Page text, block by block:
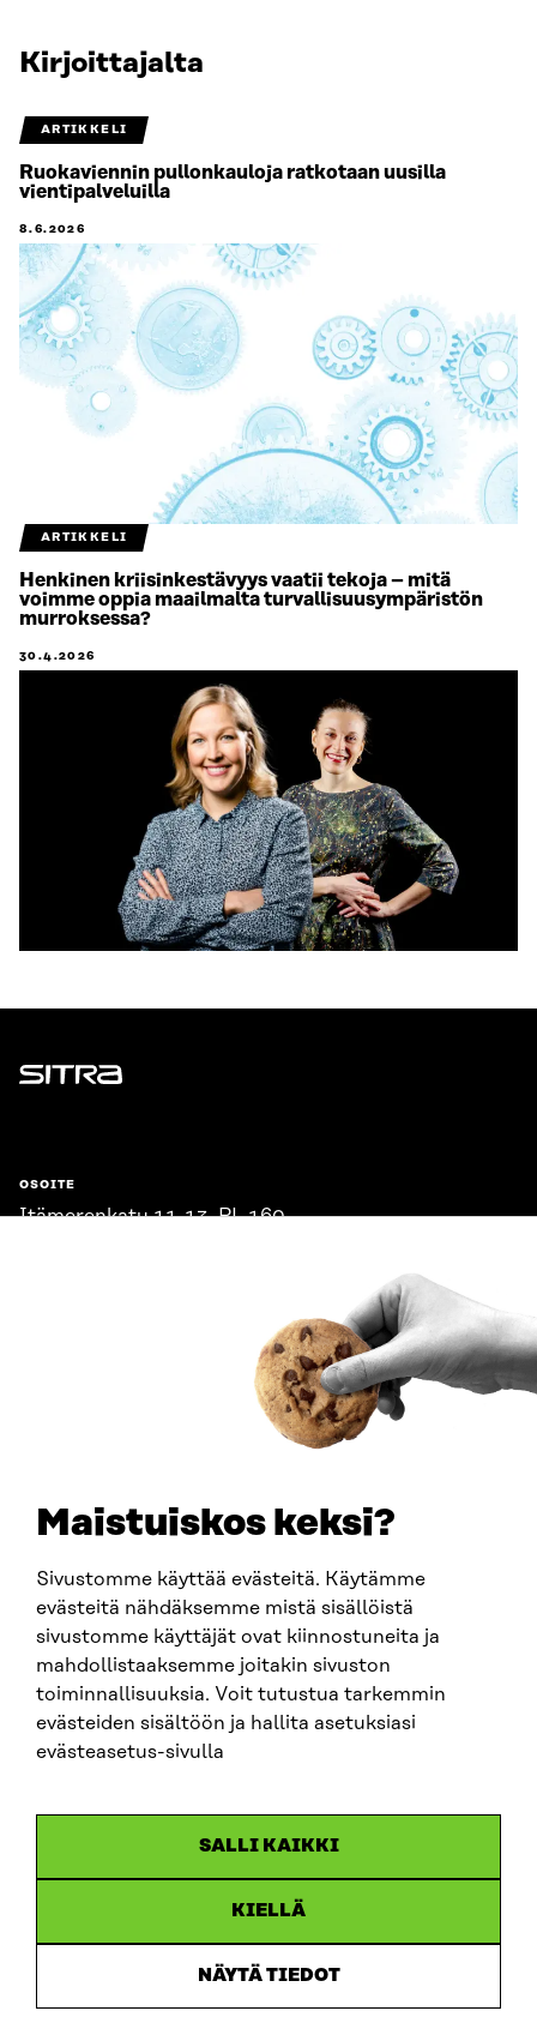
Maistuiskos keksi?
Sivustomme käyttää evästeitä. Käytämme
evästeitä nähdäksemme mistä sisällöistä
sivustomme käyttäjät ovat kiinnostuneita ja
mahdollistaaksemme joitakin sivuston
toiminnallisuuksia. Voit tutustua tarkemmin
evästeiden sisältöön ja hallita asetuksiasi
evästeasetus-sivulla
SALLI KAIKKI
KIELLÄ
NÄYTÄ TIEDOT
Kirjoittajalta
ARTIKKELI
Ruokaviennin pullonkauloja ratkotaan uusilla
vientipalveluilla
8.6.2026
ARTIKKELI
Henkinen kriisinkestävyys vaatii tekoja – mitä
voimme oppia maailmalta turvallisuusympäristön
murroksessa?
30.4.2026
Sitra
OSOITE
Itämerenkatu 11-13, PL 160,
SITRA SOSIAALISESSA MEDIASSA
LinkedIn
Instagram
YouTube
Saavutettavuusseloste
Asiakirjajulkisuus